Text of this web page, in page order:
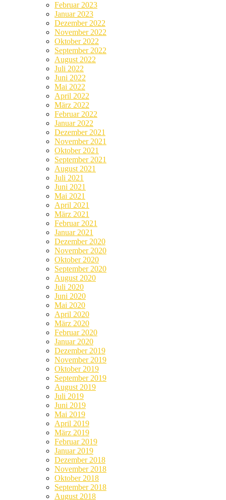
Februar 2023
Januar 2023
Dezember 2022
November 2022
Oktober 2022
September 2022
August 2022
Juli 2022
Juni 2022
Mai 2022
April 2022
März 2022
Februar 2022
Januar 2022
Dezember 2021
November 2021
Oktober 2021
September 2021
August 2021
Juli 2021
Juni 2021
Mai 2021
April 2021
März 2021
Februar 2021
Januar 2021
Dezember 2020
November 2020
Oktober 2020
September 2020
August 2020
Juli 2020
Juni 2020
Mai 2020
April 2020
März 2020
Februar 2020
Januar 2020
Dezember 2019
November 2019
Oktober 2019
September 2019
August 2019
Juli 2019
Juni 2019
Mai 2019
April 2019
März 2019
Februar 2019
Januar 2019
Dezember 2018
November 2018
Oktober 2018
September 2018
August 2018